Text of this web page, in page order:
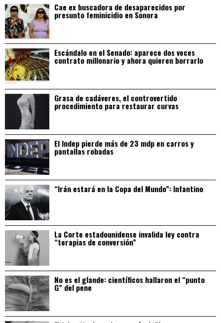
Cae ex buscadora de desaparecidos por
presunto feminicidio en Sonora
Escándalo en el Senado: aparece dos veces
contrato millonario y ahora quieren borrarlo
Grasa de cadáveres, el controvertido
procedimiento para restaurar curvas
El Indep pierde más de 23 mdp en carros y
pantallas robadas
“Irán estará en la Copa del Mundo”: Infantino
La Corte estadounidense invalida ley contra
“terapias de conversión”
No es el glande: científicos hallaron el “punto
G” del pene